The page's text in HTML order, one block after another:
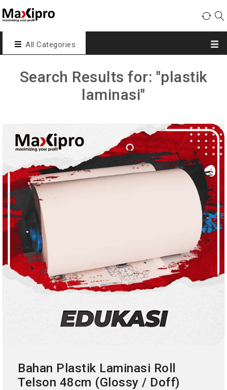
All Categories
Search Results for: "plastik
laminasi"
Bahan Plastik Laminasi Roll
Telson 48cm (Glossy / Doff)